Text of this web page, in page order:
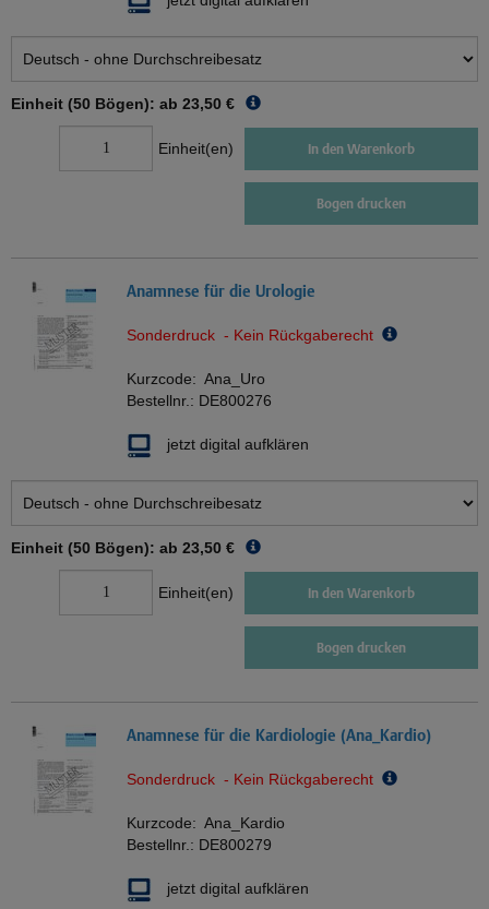
Einheit (50 Bögen): ab 23,50 €
Einheit(en) In den Warenkorb
Bogen drucken
Anamnese für die Urologie
Sonderdruck - Kein Rückgaberecht
Kurzcode: Ana_Uro
Bestellnr.: DE800276
jetzt digital aufklären
Einheit (50 Bögen): ab 23,50 €
Einheit(en) In den Warenkorb
Bogen drucken
Anamnese für die Kardiologie (Ana_Kardio)
Sonderdruck - Kein Rückgaberecht
Kurzcode: Ana_Kardio
Bestellnr.: DE800279
jetzt digital aufklären